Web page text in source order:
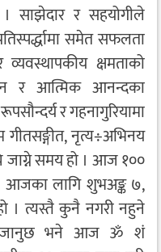
साझेदार र सहयोगीले
समेत सफलता
क्षमताको
र आत्मिक आनन्दका
र गहनागुरियामा
नृत्य÷अभिनय
जाग्ने समय हो । आज १००
आजका लागि शुभअङ्क ७,
। त्यस्तै कुनै नगरी नहुने
जानुछ भने आज ॐ शं